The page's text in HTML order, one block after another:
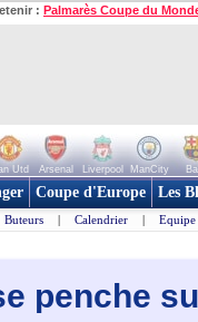
: Palmarès Coupe du
Utd Arsenal Liverpool ManCity
Coupe d'Europe Les
Buteurs | Calendrier | Equipe
penche